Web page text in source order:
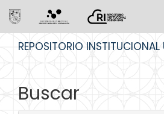
REPOSITORIO INSTITUCIONAL
Buscar